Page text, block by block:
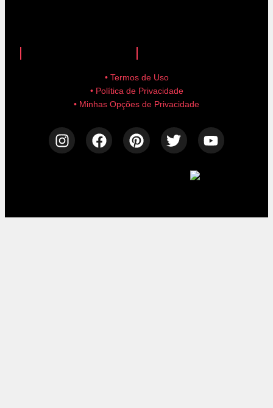
• Termos de Uso
• Política de Privacidade
• Minhas Opções de Privacidade